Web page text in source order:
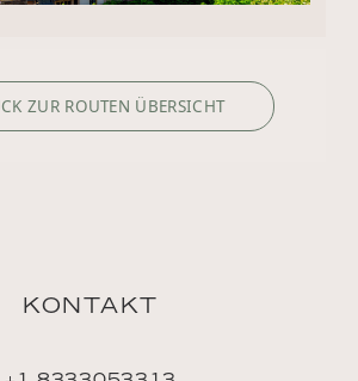
ZUR ROUTEN ÜBERSICHT
KONTAKT